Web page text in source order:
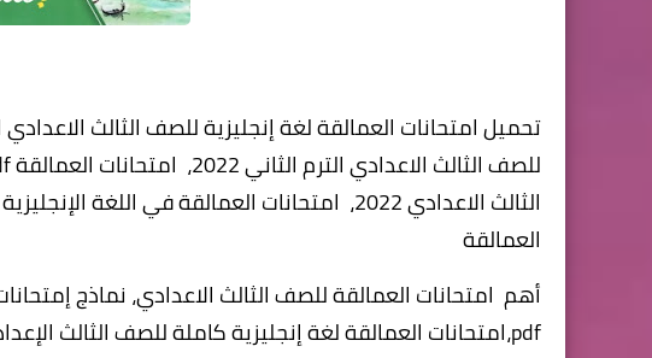
الثالث الاعدادي 2022، امتحانات العمالقة في
العمالقة
أهم امتحانات العمالقة للصف الثالث الاعدادي، نماذج
pdf،امتحانات العمالقة لغة إنجليزية كاملة للصف الثالث الإعدادى الترم الثانى ليلة امتحان كتاب العمالقة